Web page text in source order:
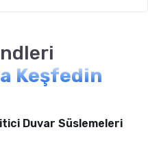
Keşfedin
Duvar Süslemeleri